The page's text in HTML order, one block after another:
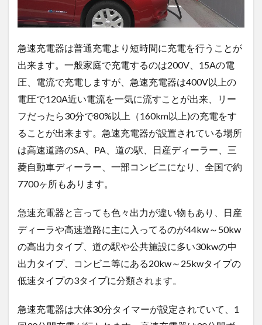
急速充電器は普通充電より短時間に充電を行うことが
出来ます。一般家庭で充電するのは200V、15Aの電
圧、電流で充電しますが、急速充電器は400V以上の
電圧で120A近い電流を一気に流すことが出来、リー
フだったら30分で80%以上（160km以上)の充電をす
ることが出来ます。急速充電器が設置されている場所
は高速道路のSA、PA、道の駅、日産ディーラー、三
菱自動車ディーラー、一部コンビニになり、全国で約
7700ヶ所もあります。
急速充電器と言っても色々出力が違い物もあり、日産
ディーラや高速道路に主に入ってるのが44kw～50kw
の高出力タイプ、道の駅や公共施設に多い30kwの中
出力タイプ、コンビニ等にある20kw～25kwタイプの
低速タイプの3タイプに分類されます。
急速充電器は大体30分タイマーが設定されていて、1